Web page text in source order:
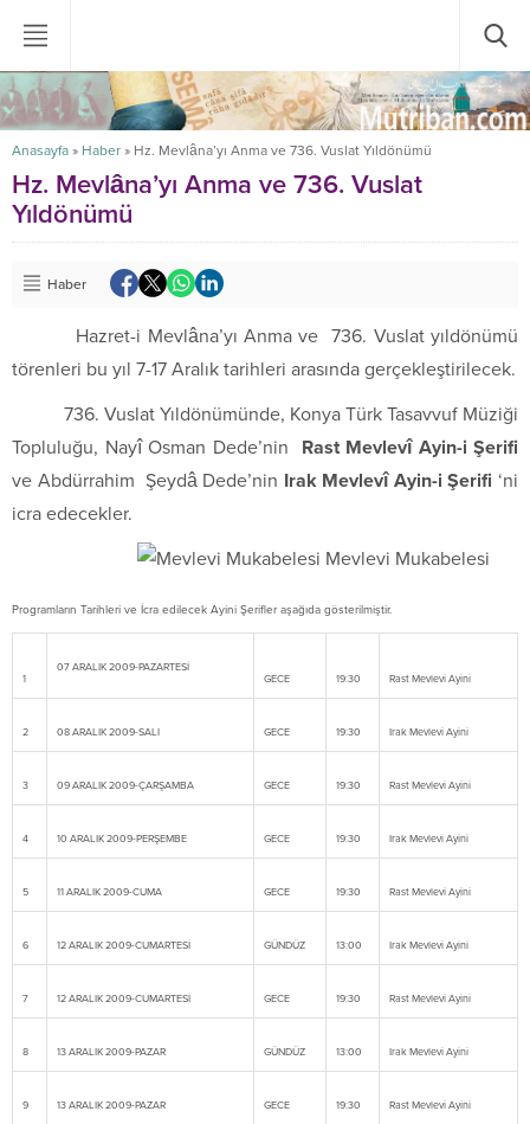
Anasayfa » Haber » Hz. Mevlâna’yı Anma ve 736. Vuslat Yıldönümü
Hz. Mevlâna’yı Anma ve 736. Vuslat
Yıldönümü
Haber
Hazret-i Mevlâna’yı Anma ve 736. Vuslat yıldönümü
törenleri bu yıl 7-17 Aralık tarihleri arasında gerçekleştirilecek.
736. Vuslat Yıldönümünde, Konya Türk Tasavvuf Müziği
Topluluğu, Nayî Osman Dede’nin Rast Mevlevî Ayin-i Şerifi
ve Abdürrahim Şeydâ Dede’nin Irak Mevlevî Ayin-i Şerifi ‘ni
icra edecekler.
Mevlevi Mukabelesi
Programların Tarihleri ve İcra edilecek Ayini Şerifler aşağıda gösterilmiştir.
1
07 ARALIK 2009-PAZARTESİ
GECE
19:30 Rast Mevlevi Ayini
2 08 ARALIK 2009-SALI GECE 19:30 Irak Mevlevi Ayini
3 09 ARALIK 2009-ÇARŞAMBA GECE 19:30 Rast Mevlevi Ayini
4 10 ARALIK 2009-PERŞEMBE GECE 19:30 Irak Mevlevi Ayini
5 11 ARALIK 2009-CUMA GECE 19:30 Rast Mevlevi Ayini
6 12 ARALIK 2009-CUMARTESİ GÜNDÜZ 13:00 Irak Mevlevi Ayini
7 12 ARALIK 2009-CUMARTESİ GECE 19:30 Rast Mevlevi Ayini
8 13 ARALIK 2009-PAZAR GÜNDÜZ 13:00 Irak Mevlevi Ayini
9 13 ARALIK 2009-PAZAR GECE 19:30 Rast Mevlevi Ayini